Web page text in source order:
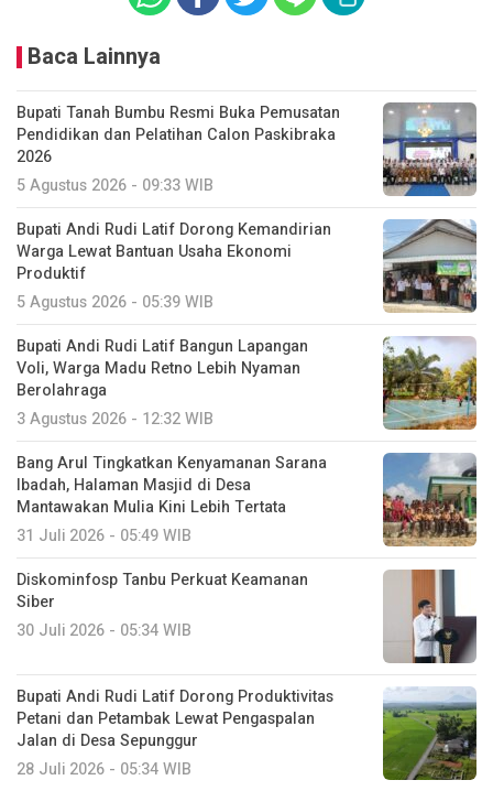
Baca Lainnya
Bupati Tanah Bumbu Resmi Buka Pemusatan
Pendidikan dan Pelatihan Calon Paskibraka
2026
5 Agustus 2026 - 09:33 WIB
Bupati Andi Rudi Latif Dorong Kemandirian
Warga Lewat Bantuan Usaha Ekonomi
Produktif
5 Agustus 2026 - 05:39 WIB
Bupati Andi Rudi Latif Bangun Lapangan
Voli, Warga Madu Retno Lebih Nyaman
Berolahraga
3 Agustus 2026 - 12:32 WIB
Bang Arul Tingkatkan Kenyamanan Sarana
Ibadah, Halaman Masjid di Desa
Mantawakan Mulia Kini Lebih Tertata
31 Juli 2026 - 05:49 WIB
Diskominfosp Tanbu Perkuat Keamanan
Siber
30 Juli 2026 - 05:34 WIB
Bupati Andi Rudi Latif Dorong Produktivitas
Petani dan Petambak Lewat Pengaspalan
Jalan di Desa Sepunggur
28 Juli 2026 - 05:34 WIB